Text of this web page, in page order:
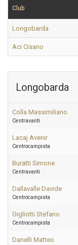
Club
Longobarda
Aci Cisano
Longobarda
Colla Massimiliano
Centravanti
Lacaj Avenir
Centrocampista
Buratti Simone
Centravanti
Dallavalle Davide
Centrocampista
Gigliotti Stefano
Centrocampista
Danelli Matteo